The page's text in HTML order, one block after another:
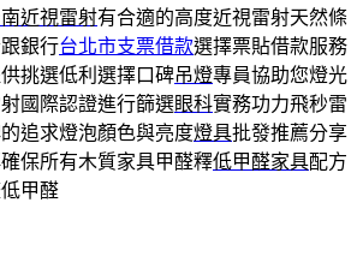
近視雷射有合適的高度近視雷射天然條
銀行台北市支票借款選擇票貼借款服務
挑選低利選擇口碑吊燈專員協助您燈光
國際認證進行篩選眼科實務功力飛秒雷
追求燈泡顏色與亮度燈具批發推薦分享
保所有木質家具甲醛釋低甲醛家具配方
甲醛